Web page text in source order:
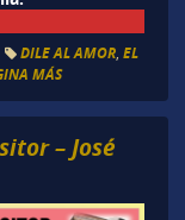
DILE AL AMOR, EL
MÁS
– José